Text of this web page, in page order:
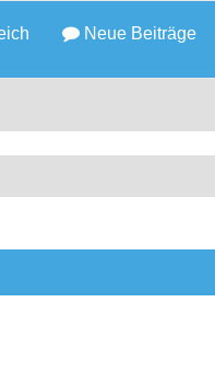
Neue Beiträge